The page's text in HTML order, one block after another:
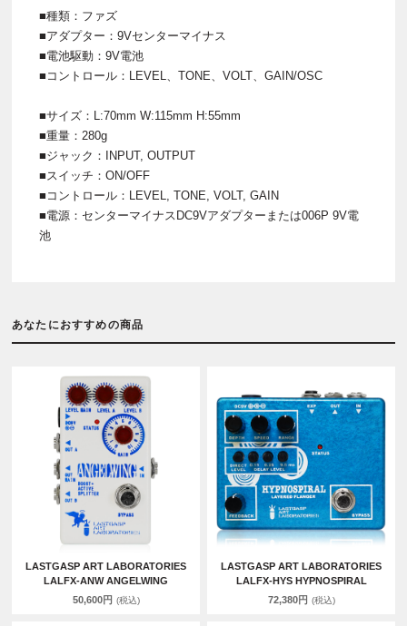
■種類：ファズ
■アダプター：9Vセンターマイナス
■電池駆動：9V電池
■コントロール：LEVEL、TONE、VOLT、GAIN/OSC
■サイズ：L:70mm W:115mm H:55mm
■重量：280g
■ジャック：INPUT, OUTPUT
■スイッチ：ON/OFF
■コントロール：LEVEL, TONE, VOLT, GAIN
■電源：センターマイナスDC9Vアダプターまたは006P 9V電
池
あなたにおすすめの商品
LASTGASP ART LABORATORIES
LALFX-ANW ANGELWING
50,600円 (税込)
LASTGASP ART LABORATORIES
LALFX-HYS HYPNOSPIRAL
72,380円 (税込)